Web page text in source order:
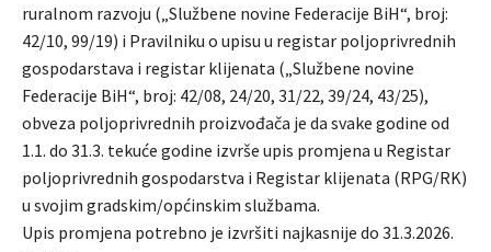
ruralnom razvoju („Službene novine Federacije BiH“, broj:
42/10, 99/19) i Pravilniku o upisu u registar poljoprivrednih
gospodarstava i registar klijenata („Službene novine
Federacije BiH“, broj: 42/08, 24/20, 31/22, 39/24, 43/25),
obveza poljoprivrednih proizvođača je da svake godine od
1.1. do 31.3. tekuće godine izvrše upis promjena u Registar
poljoprivrednih gospodarstva i Registar klijenata (RPG/RK)
u svojim gradskim/općinskim službama.
Upis promjena potrebno je izvršiti najkasnije do 31.3.2026.